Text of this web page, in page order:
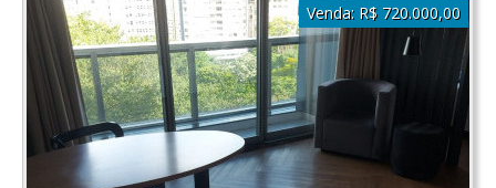
Venda: R$ 720.000,00